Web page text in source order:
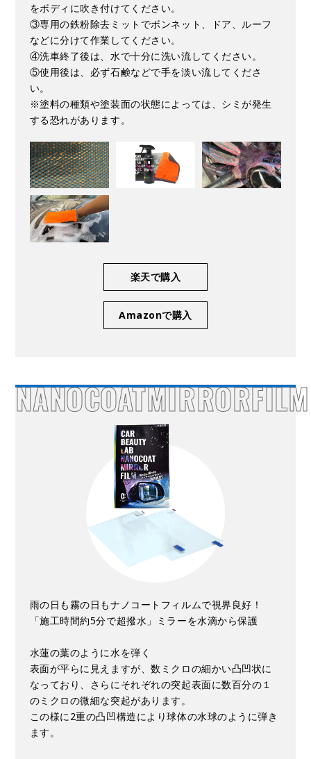
をボディに吹き付けてください。
③専用の鉄粉除去ミットでボンネット、ドア、ルーフ
などに分けて作業してください。
④洗車終了後は、水で十分に洗い流してください。
⑤使用後は、必ず石鹸などで手を淡い流してくださ
い。
※塗料の種類や塗装面の状態によっては、シミが発生
する恐れがあります。
楽天で購入
Amazonで購入
NANOCOATMIRRORFILM
雨の日も霧の日もナノコートフィルムで視界良好！
「施工時間約5分で超撥水」ミラーを水滴から保護
水蓮の葉のように水を弾く
表面が平らに見えますが、数ミクロの細かい凸凹状に
なっており、さらにそれぞれの突起表面に数百分の１
のミクロの微細な突起があります。
この様に2重の凸凹構造により球体の水球のように弾き
ます。